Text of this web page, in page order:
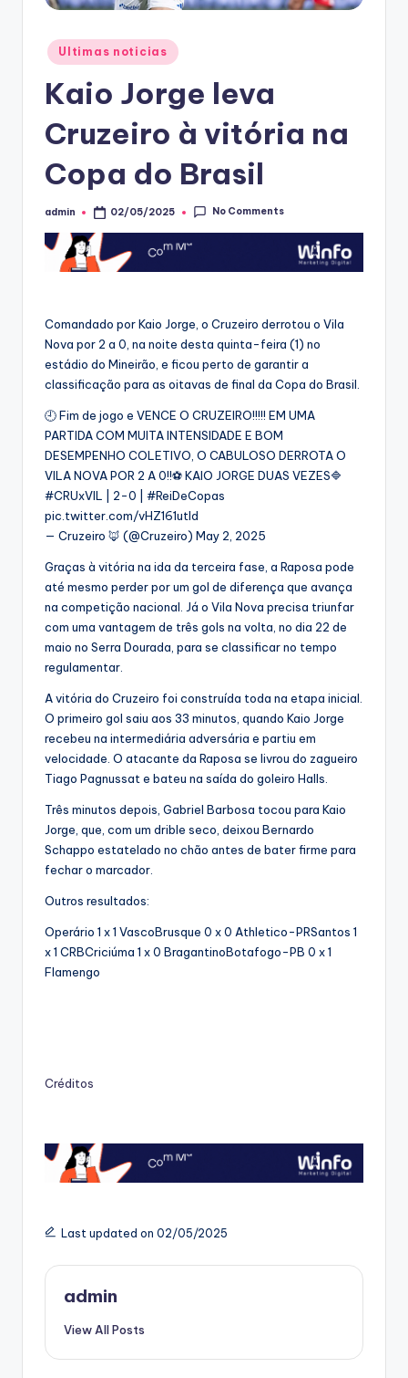
Posted
in
Ultimas noticias
Kaio Jorge leva
Cruzeiro à vitória na
Copa do Brasil
Posted
admin 02/05/2025 No Comments
Comandado por Kaio Jorge, o Cruzeiro derrotou o Vila
Nova por 2 a 0, na noite desta quinta-feira (1) no
estádio do Mineirão, e ficou perto de garantir a
classificação para as oitavas de final da Copa do Brasil.
🕘 Fim de jogo e VENCE O CRUZEIRO!!!!! EM UMA
PARTIDA COM MUITA INTENSIDADE E BOM
DESEMPENHO COLETIVO, O CABULOSO DERROTA O
VILA NOVA POR 2 A 0!!⚽ KAIO JORGE DUAS VEZES🔷
#CRUxVIL | 2-0 | #ReiDeCopas
pic.twitter.com/vHZ161utId
— Cruzeiro 🦊 (@Cruzeiro) May 2, 2025
Graças à vitória na ida da terceira fase, a Raposa pode
até mesmo perder por um gol de diferença que avança
na competição nacional. Já o Vila Nova precisa triunfar
com uma vantagem de três gols na volta, no dia 22 de
maio no Serra Dourada, para se classificar no tempo
regulamentar.
A vitória do Cruzeiro foi construída toda na etapa inicial.
O primeiro gol saiu aos 33 minutos, quando Kaio Jorge
recebeu na intermediária adversária e partiu em
velocidade. O atacante da Raposa se livrou do zagueiro
Tiago Pagnussat e bateu na saída do goleiro Halls.
Três minutos depois, Gabriel Barbosa tocou para Kaio
Jorge, que, com um drible seco, deixou Bernardo
Schappo estatelado no chão antes de bater firme para
fechar o marcador.
Outros resultados:
Operário 1 x 1 VascoBrusque 0 x 0 Athletico-PRSantos 1
x 1 CRBCriciúma 1 x 0 BragantinoBotafogo-PB 0 x 1
Flamengo
Créditos
Last updated on 02/05/2025
admin
View All Posts